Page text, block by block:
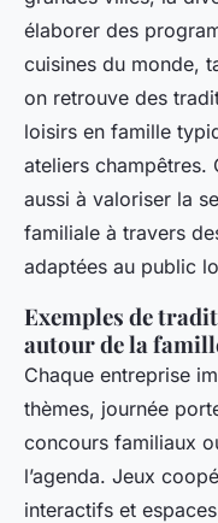
élaborer des
cuisines du monde,
on retrouve des
loisirs en famille
ateliers champêtres.
aussi à valoriser la
familiale à travers
adaptées au public
Exemples de
autour de la
Chaque entreprise
thèmes, journée
concours familiaux
l’agenda. Jeux
interactifs et